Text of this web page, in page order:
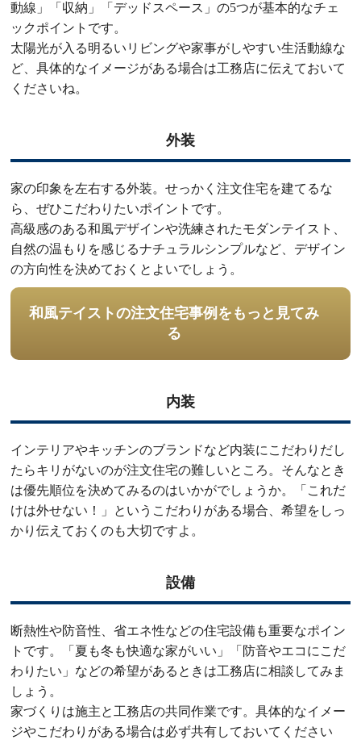
動線」「収納」「デッドスペース」の5つが基本的なチェ
ックポイントです。
太陽光が入る明るいリビングや家事がしやすい生活動線な
ど、具体的なイメージがある場合は工務店に伝えておいて
くださいね。
外装
家の印象を左右する外装。せっかく注文住宅を建てるな
ら、ぜひこだわりたいポイントです。
高級感のある和風デザインや洗練されたモダンテイスト、
自然の温もりを感じるナチュラルシンプルなど、デザイン
の方向性を決めておくとよいでしょう。
和風テイストの注文住宅事例を もっと見てみ
る
内装
インテリアやキッチンのブランドなど内装にこだわりだし
たらキリがないのが注文住宅の難しいところ。そんなとき
は優先順位を決めてみるのはいかがでしょうか。「これだ
けは外せない！」というこだわりがある場合、希望をしっ
かり伝えておくのも大切ですよ。
設備
断熱性や防音性、省エネ性などの住宅設備も重要なポイン
トです。「夏も冬も快適な家がいい」「防音やエコにこだ
わりたい」などの希望があるときは工務店に相談してみま
しょう。
家づくりは施主と工務店の共同作業です。具体的なイメー
ジやこだわりがある場合は必ず共有しておいてください